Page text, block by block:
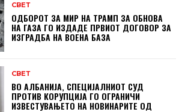
СВЕТ
ОДБОРОТ ЗА МИР НА ТРАМП ЗА ОБНОВА
НА ГАЗА ГО ИЗДАДЕ ПРВИОТ ДОГОВОР ЗА
ИЗГРАДБА НА ВОЕНА БАЗА
СВЕТ
ВО АЛБАНИЈА, СПЕЦИЈАЛНИОТ СУД
ПРОТИВ КОРУПЦИЈА ГО ОГРАНИЧИ
ИЗВЕСТУВАЊЕТО НА НОВИНАРИТЕ ОД